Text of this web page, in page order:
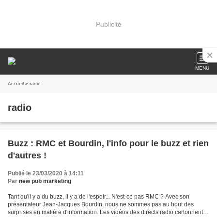
Publicité
MENU
Accueil » radio
radio
Buzz : RMC et Bourdin, l'info pour le buzz et rien
d'autres !
Publié le 23/03/2020 à 14:11
Par new pub marketing
Tant qu'il y a du buzz, il y a de l'espoir... N'est-ce pas RMC ? Avec son
présentateur Jean-Jacques Bourdin, nous ne sommes pas au bout des
surprises en matière d'information. Les vidéos des directs radio cartonnent